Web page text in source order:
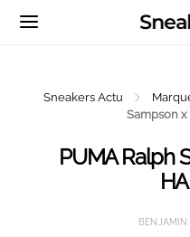
Sneakers Actu
Sampson x
PUMA Ralph
BENJAMIN